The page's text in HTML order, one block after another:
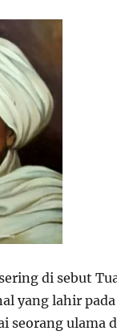
di sebut
yang lahir
seorang ulama